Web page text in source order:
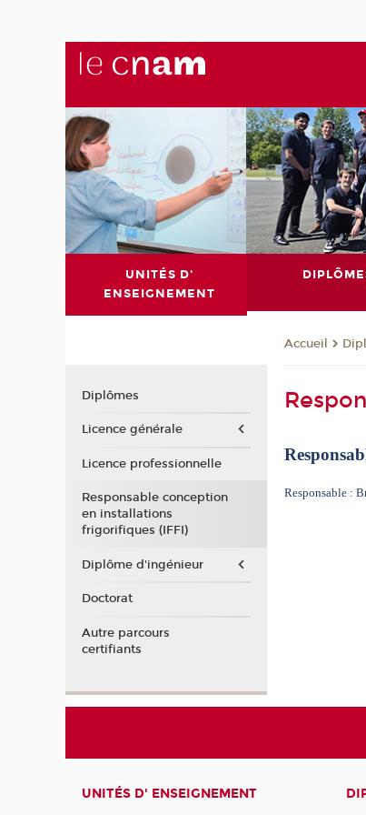
UNITÉS D'
ENSEIGNEMENT
Accueil
Responsable :
Diplômes
Licence générale
Licence professionnelle
Responsable conception
en installations
frigorifiques (IFFI)
Diplôme d'ingénieur
Doctorat
Autre parcours
certifiants
UNITÉS D' ENSEIGNEMENT